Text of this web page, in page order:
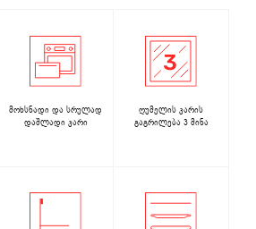
მოხსნადი და სრულად
დაშლადი კარი
ღუმელის კარის
გაგრილება 3 მინა